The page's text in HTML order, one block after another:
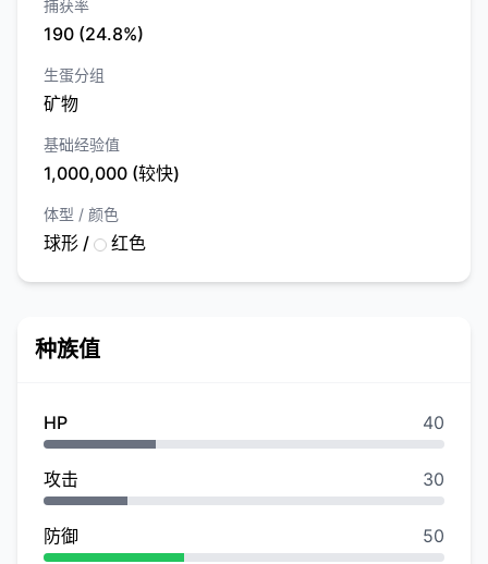
捕获率
190 (24.8%)
生蛋分组
矿物
基础经验值
1,000,000 (较快)
体型 / 颜色
球形 / 红色
种族值
HP 40
攻击 30
防御 50